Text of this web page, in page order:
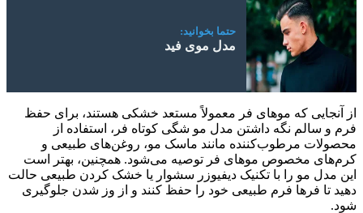
حتما بخوانید:
مدل موی فید
از آنجایی که موهای فر معمولاً مستعد خشکی هستند، برای حفظ
فرم و سالم نگه داشتن مدل مو شگی کوتاه فر، استفاده از
محصولات مرطوب‌کننده مانند ماسک مو، روغن‌های طبیعی و
کرم‌های مخصوص موهای فر توصیه می‌شود. همچنین، بهتر است
این مدل مو را با تکنیک دیفیوزر سشوار یا خشک کردن طبیعی حالت
دهید تا فرها فرم طبیعی خود را حفظ کنند و از وز شدن جلوگیری
شود.